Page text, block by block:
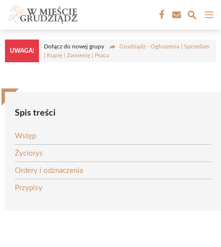
Przejdź
treści
UWAGA!
Dołącz do nowej grupy
Grudziądz - Ogłoszenia | Sprzedam
| Kupię | Zamienię | Praca
Spis treści
Wstęp
Życiorys
Ordery i odznaczenia
Przypisy